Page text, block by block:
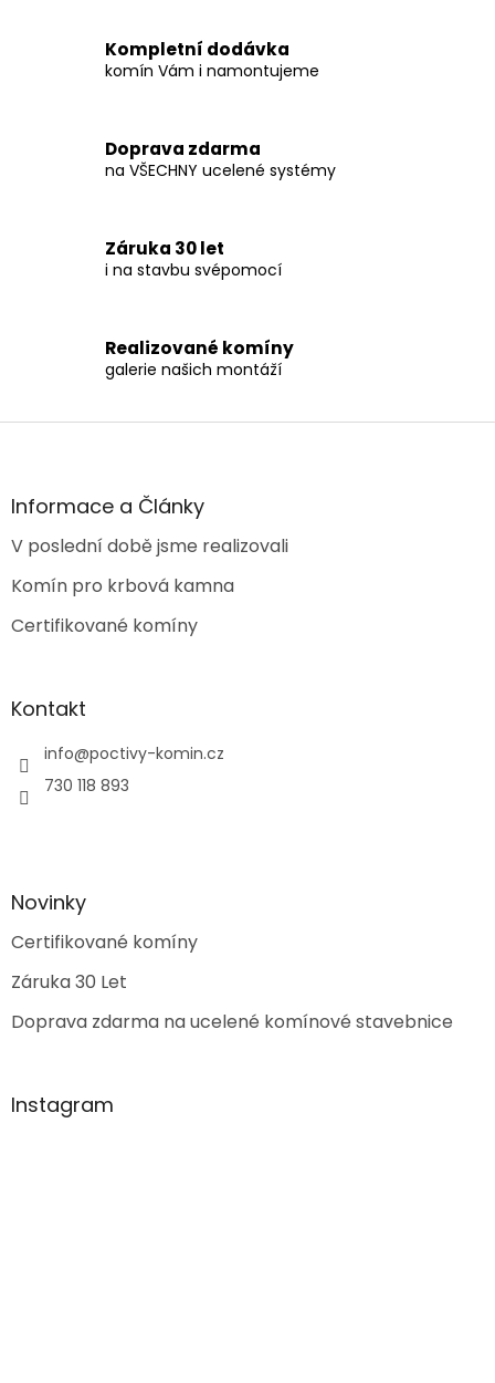
á
d
p
r
ý
s
u
Kompletní dodávka
komín Vám i namontujeme
Doprava zdarma
na VŠECHNY ucelené systémy
Záruka 30 let
i na stavbu svépomocí
Realizované komíny
galerie našich montáží
Z
aInformace a Články
V poslední době jsme realizovali
Komín pro krbová kamna
Certifikované komíny
Kontakt
info@poctivy-komin.cz
730 118 893
Novinky
Certifikované komíny
Záruka 30 Let
Doprava zdarma na ucelené komínové stavebnice
Instagram